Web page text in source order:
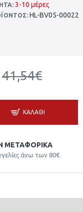
3-10 μέρες
HL-BV05-00022
41,54€
ΚΑΛΆΘΙ
ΜΕΤΑΦΟΡΙΚΆ
άνω των 80€